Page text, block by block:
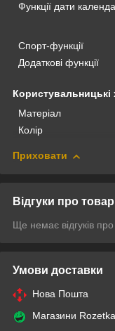
Функції дати
Спорт-функції
Додаткові функції
Користувальницькі
Матеріал
Колір
Приховати
Відгуки про товар
Ще немає відгуків
Умови доставки
Нова Пошта
Магазини Rozetka